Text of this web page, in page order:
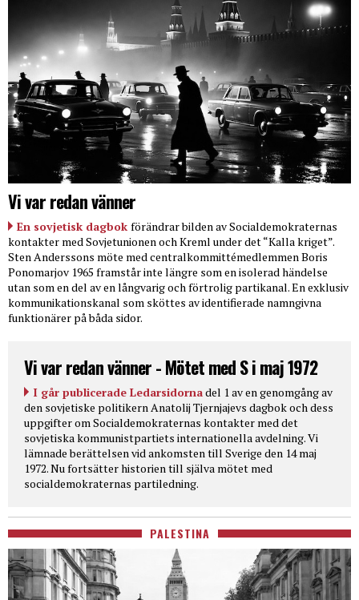
Vi var redan vänner
En sovjetisk dagbok förändrar bilden av Socialdemokraternas
kontakter med Sovjetunionen och Kreml under det “Kalla kriget”.
Sten Anderssons möte med centralkommittémedlemmen Boris
Ponomarjov 1965 framstår inte längre som en isolerad händelse
utan som en del av en långvarig och förtrolig partikanal. En exklusiv
kommunikationskanal som sköttes av identifierade namngivna
funktionärer på båda sidor.
Vi var redan vänner - Mötet med S i maj 1972
I går publicerade Ledarsidornadel 1 av en genomgång av
den sovjetiske politikern Anatolij Tjernjajevs dagbok och dess
uppgifter om Socialdemokraternas kontakter med det
sovjetiska kommunistpartiets internationella avdelning. Vi
lämnade berättelsen vid ankomsten till Sverige den 14 maj
1972. Nu fortsätter historien till själva mötet med
socialdemokraternas partiledning.
PALESTINA